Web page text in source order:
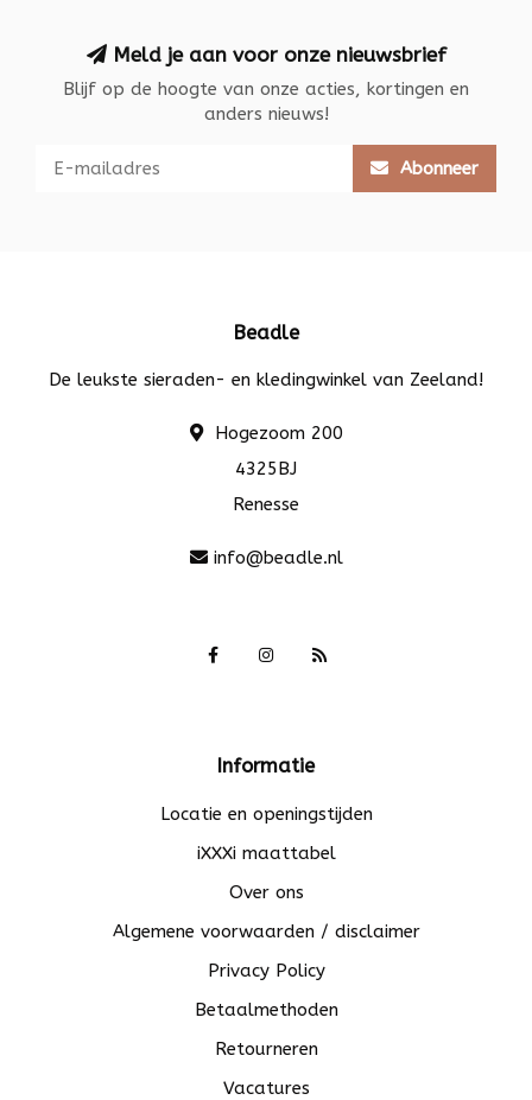
Meld je aan voor onze nieuwsbrief
Blijf op de hoogte van onze acties, kortingen en
anders nieuws!
Abonneer
Beadle
De leukste sieraden- en kledingwinkel van Zeeland!
Hogezoom 200
4325BJ
Renesse
info@beadle.nl
Informatie
Locatie en openingstijden
iXXXi maattabel
Over ons
Algemene voorwaarden / disclaimer
Privacy Policy
Betaalmethoden
Retourneren
Vacatures